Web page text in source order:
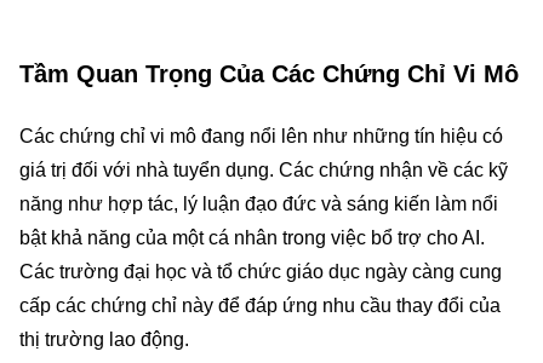
Tầm Quan Trọng Của Các Chứng Chỉ Vi Mô
Các chứng chỉ vi mô đang nổi lên như những tín hiệu có
giá trị đối với nhà tuyển dụng. Các chứng nhận về các kỹ
năng như hợp tác, lý luận đạo đức và sáng kiến làm nổi
bật khả năng của một cá nhân trong việc bổ trợ cho AI.
Các trường đại học và tổ chức giáo dục ngày càng cung
cấp các chứng chỉ này để đáp ứng nhu cầu thay đổi của
thị trường lao động.